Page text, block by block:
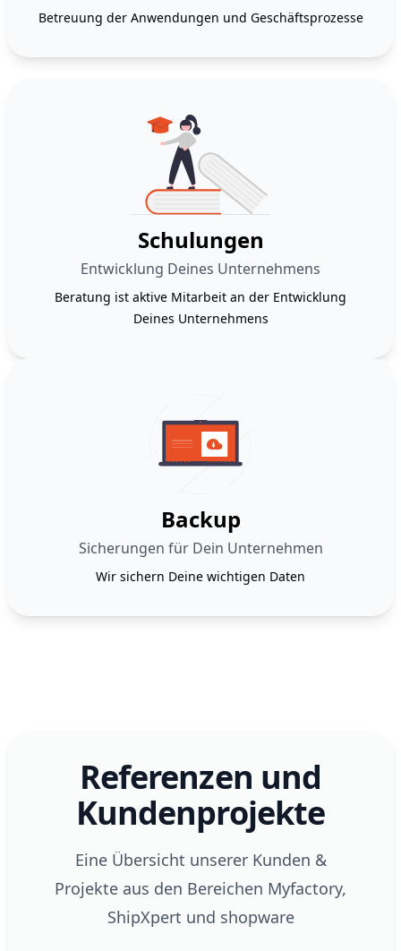
Betreuung der Anwendungen und Geschäftsprozesse
Schulungen
Entwicklung Deines Unternehmens
Beratung ist aktive Mitarbeit an der Entwicklung
Deines Unternehmens
Backup
Sicherungen für Dein Unternehmen
Wir sichern Deine wichtigen Daten
Referenzen und
Kundenprojekte
Eine Übersicht unserer Kunden &
Projekte aus den Bereichen Myfactory,
ShipXpert und shopware